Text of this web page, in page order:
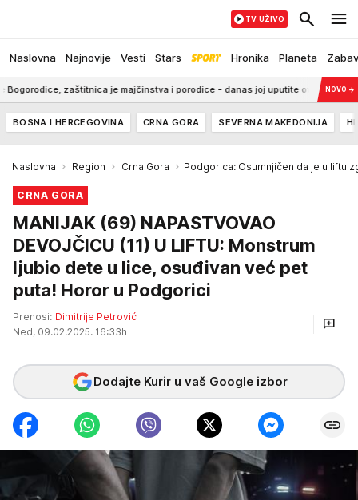
Naslovna Najnovije Vesti Stars Hronika Planeta
TV UŽIVO
zaštitnica je majčinstva i porodice - danas joj uputite ove reči 6:38
NOVO →
BOSNA I HERCEGOVINA CRNA GORA SEVERNA MAKEDONIJA
Naslovna Region Crna Gora Podgorica: Osumnjičen da je u liftu
CRNA GORA
MANIJAK (69) NAPASTVOVAO
DEVOJČICU (11) U LIFTU: Monstrum
ljubio dete u lice, osuđivan već pet
puta! Horor u Podgorici
Prenosi: Dimitrije Petrović
Ned, 09.02.2025. 16:33h
Dodajte Kurir u vaš Google izbor